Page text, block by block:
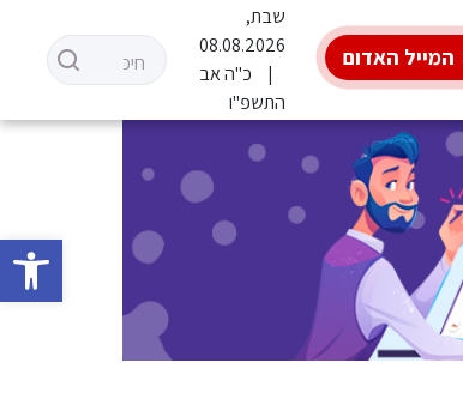
פתח
המייל האדום
שבת,
08.08.2026
כ"ה אב
התשפ"ו